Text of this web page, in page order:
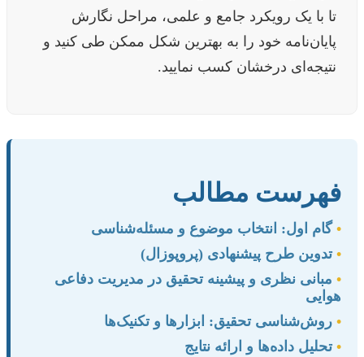
تا با یک رویکرد جامع و علمی، مراحل نگارش
پایان‌نامه خود را به بهترین شکل ممکن طی کنید و
نتیجه‌ای درخشان کسب نمایید.
فهرست مطالب
• گام اول: انتخاب موضوع و مسئله‌شناسی
• تدوین طرح پیشنهادی (پروپوزال)
• مبانی نظری و پیشینه تحقیق در مدیریت دفاعی
هوایی
• روش‌شناسی تحقیق: ابزارها و تکنیک‌ها
• تحلیل داده‌ها و ارائه نتایج